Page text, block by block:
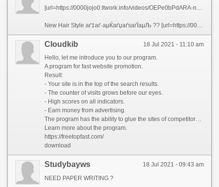
New Hair Style аґ‡аґ·аµЌаґџаґѕаґЇаµЉ ?? [url=https://0000jojo0.ltwork.info/videos/OEPe0bPdARA-new-hair-style-%E0%B4%87%E0%B4%B7%E0%B5%8D%E0%B4%9F%E0%B4%BE%E0%B4%AF%E0%B5%8A-%E0%B4%95%E0%B4%AE%E0%B4%A8%E0%B5%8D%E0%B4%B1%E0%B5%8D%E2%80%8C-%E0%B4%9A%E0%B5%86%E0%B4%AF%E0%B5%8D%E0%B4%AF%E0%B4%A3%E0%B5%86.html]аґ•аґ®аґЁаµЌаґ±аµЌвЂЊ[/url] аґљаµ†аґЇаµЌаґЇаґЈаµ† ..
18 Jul 2021 - 11:10 am
Сloudkib
Hello, let me introduce you to our program.
A program for fast website promotion.
Result:
- Your site is in the top of the search results.
- The counter of visits grows before our eyes.
- High scores on all indicators.
- Earn money from advertising.
The program has the ability to glue the sites of competitors to omit them in the search results.
Learn more about the program.
https://freetopfast.com/
download
18 Jul 2021 - 09:43 am
Studybayws
NEED PAPER WRITING ?